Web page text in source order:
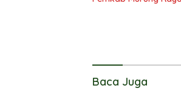
Baca Juga